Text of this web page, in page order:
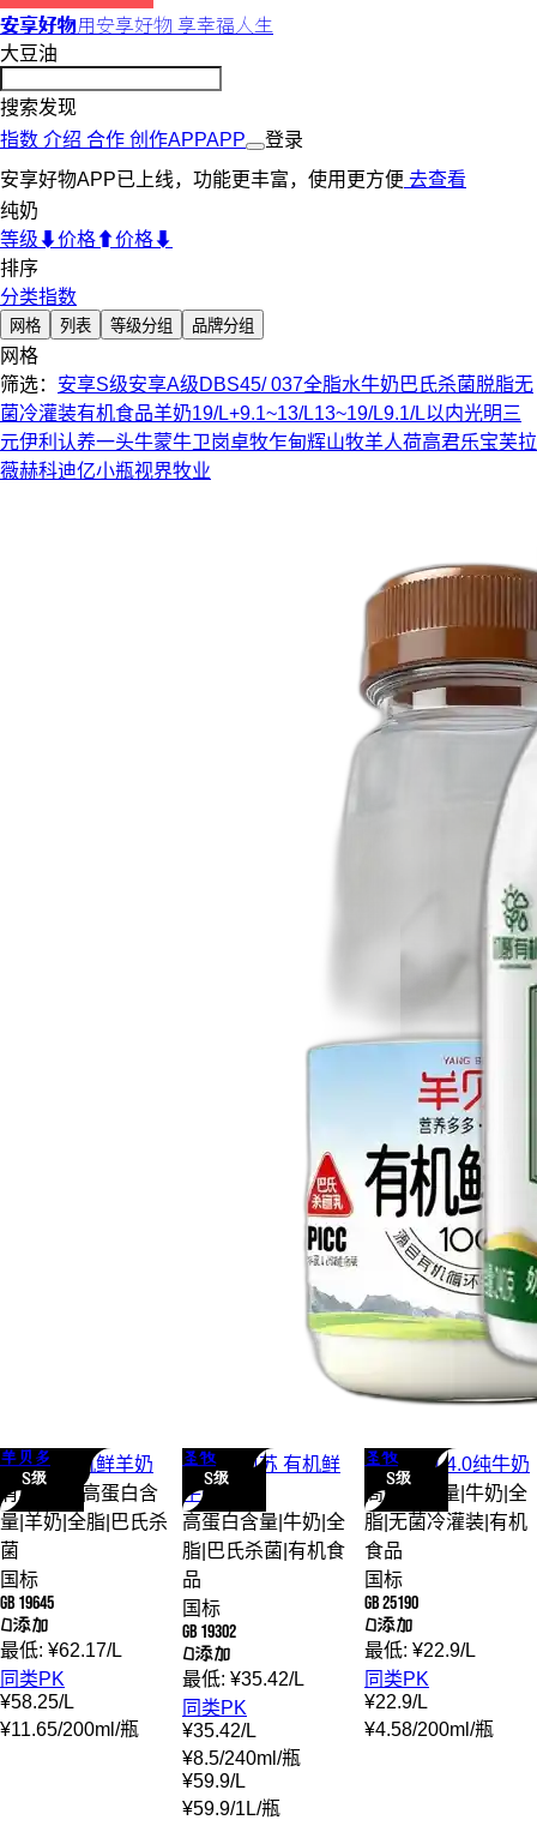
安享好物用安享好物 享幸福人生
大豆油
搜索发现
指数 介绍 合作 创作APPAPP
登录
安享好物APP已上线，功能更丰富，使用更方便 去查看
纯奶
等级⬇价格⬆价格⬇
排序
分类指数
网格 列表 等级分组 品牌分组
网格
筛选： 安享S级安享A级DBS45/ 037全脂水牛奶 巴氏杀菌脱脂无
菌冷灌装有机食品羊奶19/L+9.1~13/L13~19/L9.1/L以内光明 三
元伊利 认养一头牛蒙牛卫岗卓牧乍甸辉山牧羊人荷高君乐宝芙拉
薇赫科迪亿小瓶视界牧业
羊贝多
S级
羊贝多 有机鲜羊奶
有机食品
高蛋白含
量 羊奶 全脂 巴氏杀
菌
国标
GB 19645
0添加
最低: ¥62.17/L
同类PK
¥58.25/L
¥11.65/200ml /瓶
圣牧
S级
圣牧 塞茵苏 有机鲜
牛奶
高蛋白含量 牛奶 全
脂 巴氏杀菌 有机食
品
国标
GB 19302
0添加
最低: ¥35.42/L
同类PK
¥35.42/L
¥8.5/240ml /瓶
¥59.9/L
¥59.9/1L/瓶
圣牧
S级
圣牧 有机 4.0纯牛奶
高蛋白含量 牛奶 全
脂 无菌冷灌装 有机
食品
国标
GB 25190
0添加
最低: ¥22.9/L
同类PK
¥22.9/L
¥4.58/200ml /瓶